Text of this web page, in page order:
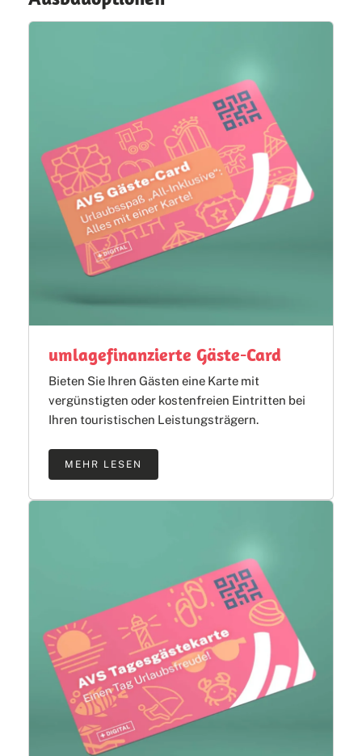
umlagefinanzierte Gäste-Card
Bieten Sie Ihren Gästen eine Karte mit
vergünstigten oder kostenfreien Eintritten bei
Ihren touristischen Leistungsträgern.
MEHR LESEN